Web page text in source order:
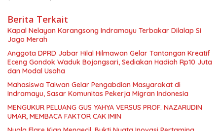
Berita Terkait
Kapal Nelayan Karangsong Indramayu Terbakar Dilalap Si
Jago Merah
Anggota DPRD Jabar Hilal Hilmawan Gelar Tantangan Kreatif
Eceng Gondok Waduk Bojongsari, Sediakan Hadiah Rp10 Juta
dan Modal Usaha
Mahasiswa Taiwan Gelar Pengabdian Masyarakat di
Indramayu, Sasar Komunitas Pekerja Migran Indonesia
MENGUKUR PELUANG GUS YAHYA VERSUS PROF. NAZARUDIN
UMAR, MEMBACA FAKTOR CAK IMIN